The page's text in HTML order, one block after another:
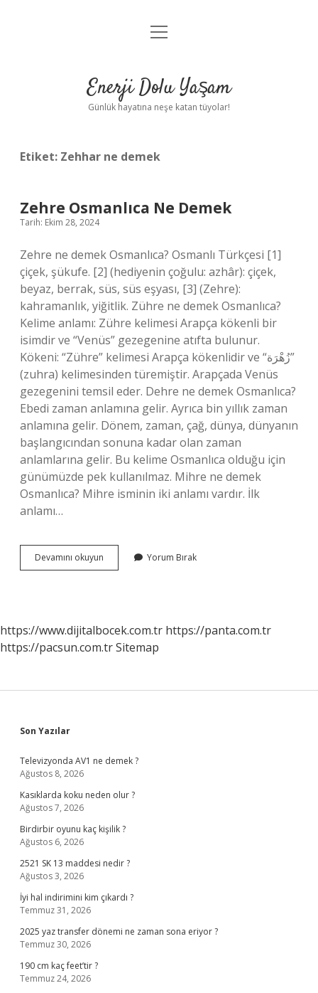
Anasayfa
Yasal Uyarı
menüyü
Enerji Dolu Yaşam
Günlük hayatına neşe katan tüyolar!
Etiket: Zehhar ne demek
Zehre Osmanlıca Ne Demek
Tarih: Ekim 28, 2024
Zehre ne demek Osmanlıca? Osmanlı Türkçesi [1]
çiçek, şükufe. [2] (hediyenin çoğulu: azhâr): çiçek,
beyaz, berrak, süs, süs eşyası, [3] (Zehre):
kahramanlık, yiğitlik. Zühre ne demek Osmanlıca?
Kelime anlamı: Zühre kelimesi Arapça kökenli bir
isimdir ve “Venüs” gezegenine atıfta bulunur.
Kökeni: “Zühre” kelimesi Arapça kökenlidir ve “زُهْرَة”
(zuhra) kelimesinden türemiştir. Arapçada Venüs
gezegenini temsil eder. Dehre ne demek Osmanlıca?
Ebedi zaman anlamına gelir. Ayrıca bin yıllık zaman
anlamına gelir. Dönem, zaman, çağ, dünya, dünyanın
başlangıcından sonuna kadar olan zaman
anlamlarına gelir. Bu kelime Osmanlıca olduğu için
günümüzde pek kullanılmaz. Mihre ne demek
Osmanlıca? Mihre isminin iki anlamı vardır. İlk
anlamı…
Devamını okuyun
Osmanlıca
Yorum Bırak
https://www.dijitalbocek.com.tr https://panta.com.tr
https://pacsun.com.trSitemap
Sidebar
Son Yazılar
Televizyonda AV1 ne demek ?
Ağustos 8, 2026
Kasıklarda koku neden olur ?
Ağustos 7, 2026
Birdirbir oyunu kaç kişilik ?
Ağustos 6, 2026
2521 SK 13 maddesi nedir ?
Ağustos 3, 2026
İyi hal indirimini kim çıkardı ?
Temmuz 31, 2026
2025 yaz transfer dönemi ne zaman sona eriyor ?
Temmuz 30, 2026
190 cm kaç feet’tir ?
Temmuz 24, 2026